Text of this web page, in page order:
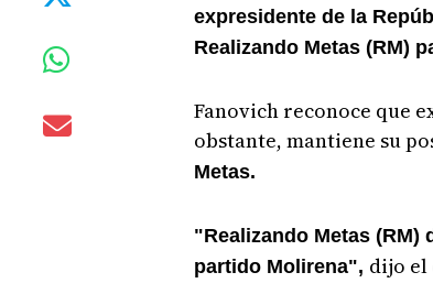
expresidente de la
Realizando Metas (RM)
Fanovich reconoce que
obstante, mantiene su
Metas.
"Realizando Metas (RM)
partido Molirena", dijo el